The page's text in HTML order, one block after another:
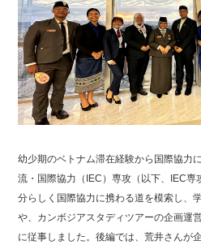
幼少期のベトナム滞在経験から国際協力
流・国際協力（IEC）専攻（以下、IEC専
分らしく国際協力に携わる道を模索し、
や、カンボジアスタディツアーの企画運
に従事しました。後編では、荒井さんが